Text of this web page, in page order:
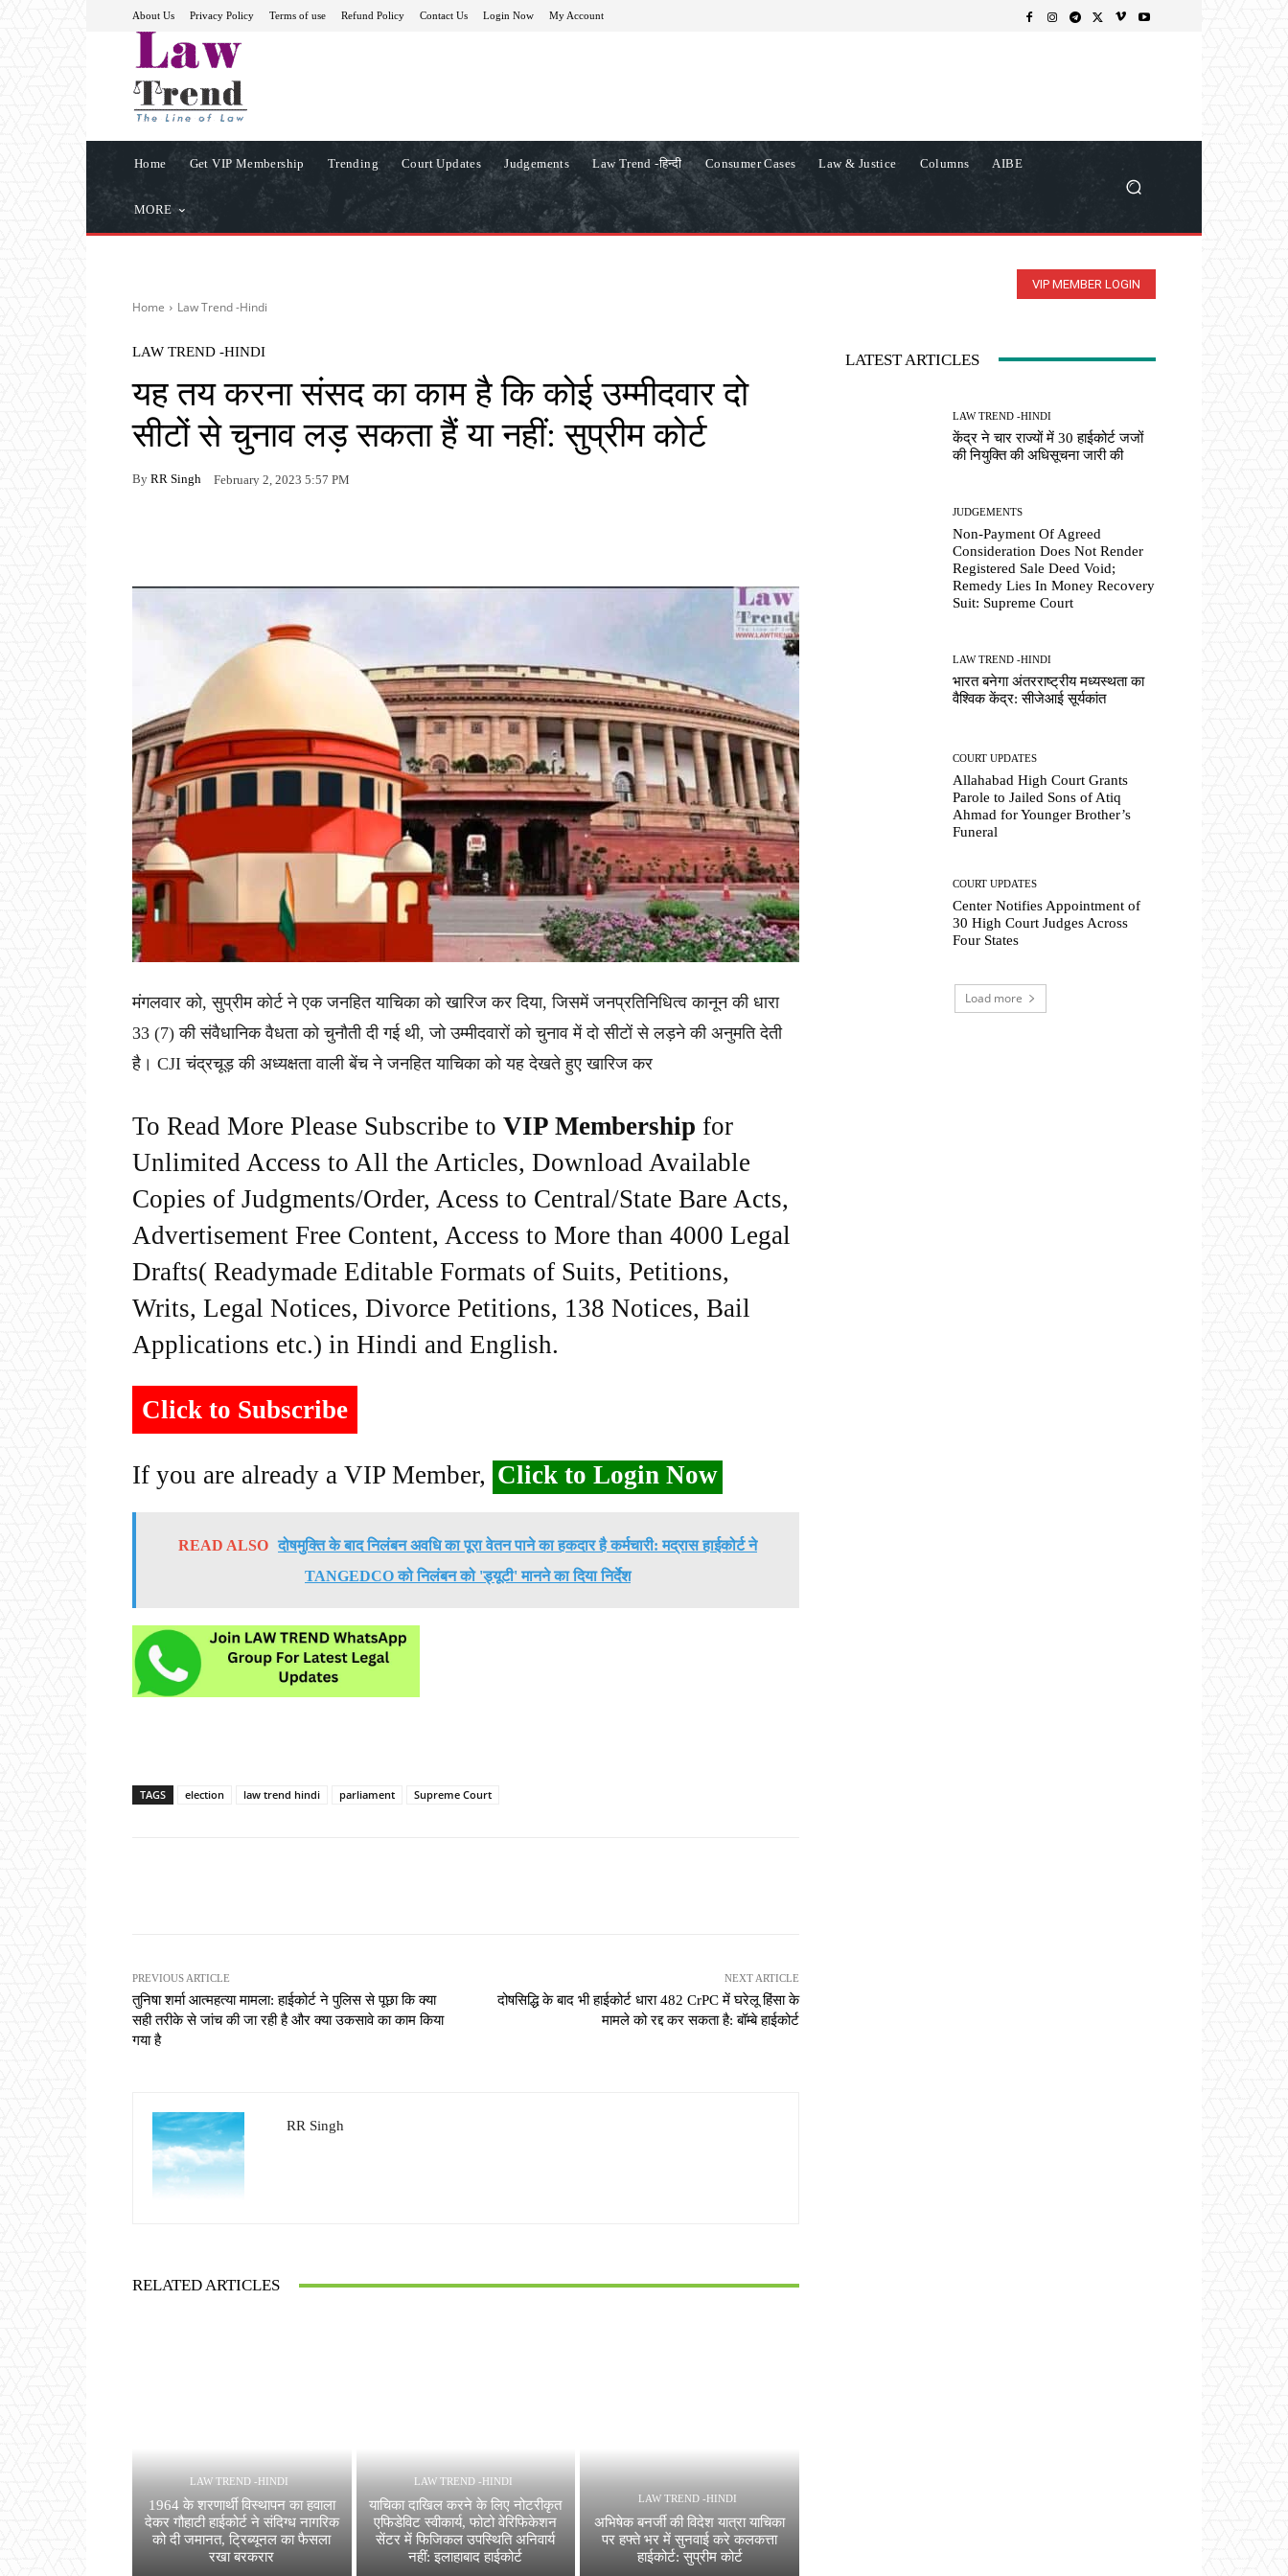
About Us Privacy Policy Terms of use Refund Policy Contact Us Login Now My Account
Home Get VIP Membership Trending Court Updates Judgements Law Trend -हिन्दी Consumer Cases Law & Justice Columns AIBE
MORE
VIP MEMBER LOGIN
Home Law Trend -Hindi
LAW TREND -HINDI
यह तय करना संसद का काम है कि कोई उम्मीदवार दो
सीटों से चुनाव लड़ सकता हैं या नहीं: सुप्रीम कोर्ट
By RR Singh February 2, 2023 5:57 PM
मंगलवार को, सुप्रीम कोर्ट ने एक जनहित याचिका को खारिज कर दिया, जिसमें जनप्रतिनिधित्व कानून की धारा
33 (7) की संवैधानिक वैधता को चुनौती दी गई थी, जो उम्मीदवारों को चुनाव में दो सीटों से लड़ने की अनुमति देती
है। CJI चंद्रचूड़ की अध्यक्षता वाली बेंच ने जनहित याचिका को यह देखते हुए खारिज कर
To Read More Please Subscribe to VIP Membership for
Unlimited Access to All the Articles, Download Available
Copies of Judgments/Order, Acess to Central/State Bare Acts,
Advertisement Free Content, Access to More than 4000 Legal
Drafts( Readymade Editable Formats of Suits, Petitions,
Writs, Legal Notices, Divorce Petitions, 138 Notices, Bail
Applications etc.) in Hindi and English.
Click to Subscribe
If you are already a VIP Member, Click to Login Now
READ ALSO दोषमुक्ति के बाद निलंबन अवधि का पूरा वेतन पाने का हकदार है कर्मचारी: मद्रास हाईकोर्ट ने
TANGEDCO को निलंबन को 'ड्यूटी' मानने का दिया निर्देश
TAGS election law trend hindi parliament Supreme Court
PREVIOUS ARTICLE
तुनिषा शर्मा आत्महत्या मामला: हाईकोर्ट ने पुलिस से पूछा कि क्या
सही तरीके से जांच की जा रही है और क्या उकसावे का काम किया
गया है
NEXT ARTICLE
दोषसिद्धि के बाद भी हाईकोर्ट धारा 482 CrPC में घरेलू हिंसा के
मामले को रद्द कर सकता है: बॉम्बे हाईकोर्ट
RR Singh
RELATED ARTICLES
LAW TREND -HINDI
1964 के शरणार्थी विस्थापन का हवाला
देकर गौहाटी हाईकोर्ट ने संदिग्ध नागरिक
को दी जमानत, ट्रिब्यूनल का फैसला
रखा बरकरार
LAW TREND -HINDI
याचिका दाखिल करने के लिए नोटरीकृत
एफिडेविट स्वीकार्य, फोटो वेरिफिकेशन
सेंटर में फिजिकल उपस्थिति अनिवार्य
नहीं: इलाहाबाद हाईकोर्ट
LAW TREND -HINDI
अभिषेक बनर्जी की विदेश यात्रा याचिका
पर हफ्ते भर में सुनवाई करे कलकत्ता
हाईकोर्ट: सुप्रीम कोर्ट
LATEST ARTICLES
LAW TREND -HINDI
केंद्र ने चार राज्यों में 30 हाईकोर्ट जजों
की नियुक्ति की अधिसूचना जारी की
JUDGEMENTS
Non-Payment Of Agreed
Consideration Does Not Render
Registered Sale Deed Void;
Remedy Lies In Money Recovery
Suit: Supreme Court
LAW TREND -HINDI
भारत बनेगा अंतरराष्ट्रीय मध्यस्थता का
वैश्विक केंद्र: सीजेआई सूर्यकांत
COURT UPDATES
Allahabad High Court Grants
Parole to Jailed Sons of Atiq
Ahmad for Younger Brother’s
Funeral
COURT UPDATES
Center Notifies Appointment of
30 High Court Judges Across
Four States
Load more